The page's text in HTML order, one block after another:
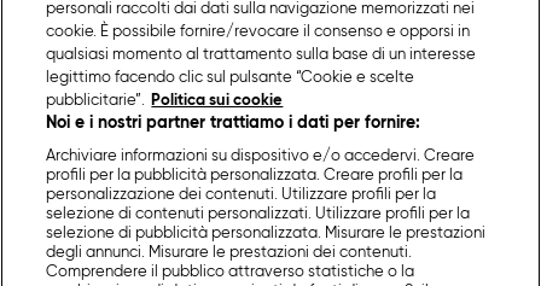
personali raccolti dai dati sulla navigazione memorizzati nei
cookie. È possibile fornire/revocare il consenso e opporsi in
qualsiasi momento al trattamento sulla base di un interesse
legittimo facendo clic sul pulsante “Cookie e scelte
pubblicitarie”.
Politica sui cookie
Noi e i nostri partner trattiamo i dati per fornire:
Archiviare informazioni su dispositivo e/o accedervi. Creare
profili per la pubblicità personalizzata. Creare profili per la
personalizzazione dei contenuti. Utilizzare profili per la
selezione di contenuti personalizzati. Utilizzare profili per la
selezione di pubblicità personalizzata. Misurare le prestazioni
degli annunci. Misurare le prestazioni dei contenuti.
Comprendere il pubblico attraverso statistiche o la